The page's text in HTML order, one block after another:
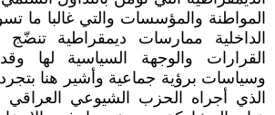
المواطنة والمؤسسات والتي غالبا ما
الداخلية ممارسات ديمقراطية
القرارات والوجهة السياسية لها
وسياسات برؤية جماعية وأشير هنا بتجرد
الذي أجراه الحزب الشيوعي العراقي